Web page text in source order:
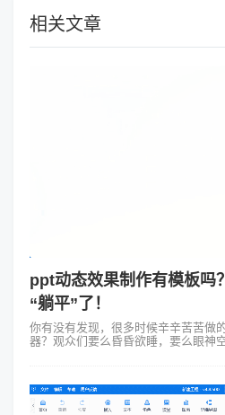
相关文章
ppt动态效果制作有模板吗
“躺平”了！
你有没有发现，很多时候辛辛苦苦做
器？观众们要么昏昏欲睡，要么眼神